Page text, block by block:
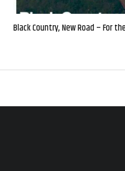
Black Country, New Road – For